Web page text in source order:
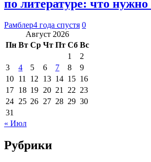
по литературе: что нужно
Рамблер4 года спустя 0
Август 2026
Пн Вт Ср Чт Пт Сб Вс
1
2
3
4 5 6 7 8
9
10 11 12 13 14 15 16
17 18 19 20 21 22 23
24 25 26 27 28 29 30
31
« Июл
Рубрики